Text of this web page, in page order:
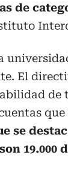
de
El
que
se
19.000